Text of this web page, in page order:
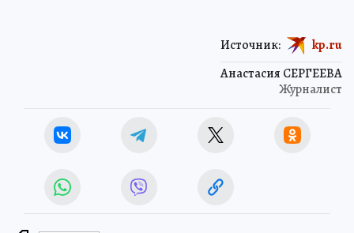
Анастасия СЕРГЕЕВА
Журналист
Источник: kp.ru